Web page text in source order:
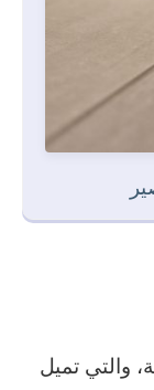
والتي تميل